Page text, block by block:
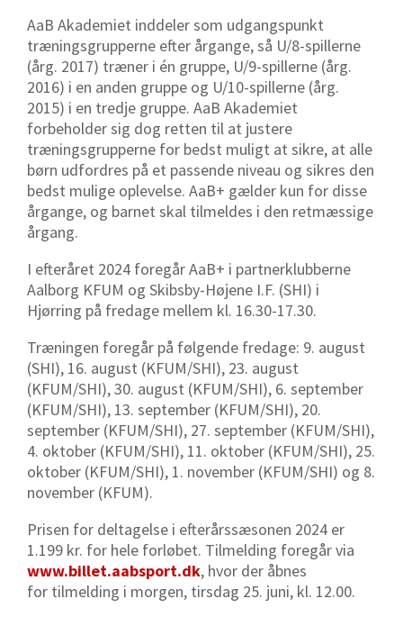
AaB Akademiet inddeler som udgangspunkt
træningsgrupperne efter årgange, så U/8-spillerne
(årg. 2017) træner i én gruppe, U/9-spillerne (årg.
2016) i en anden gruppe og U/10-spillerne (årg.
2015) i en tredje gruppe. AaB Akademiet
forbeholder sig dog retten til at justere
træningsgrupperne for bedst muligt at sikre, at alle
børn udfordres på et passende niveau og sikres den
bedst mulige oplevelse. AaB+ gælder kun for disse
årgange, og barnet skal tilmeldes i den retmæssige
årgang.
I efteråret 2024 foregår AaB+ i partnerklubberne
Aalborg KFUM og Skibsby-Højene I.F. (SHI) i
Hjørring på fredage mellem kl. 16.30-17.30.
Træningen foregår på følgende fredage: 9. august
(SHI), 16. august (KFUM/SHI), 23. august
(KFUM/SHI), 30. august (KFUM/SHI), 6. september
(KFUM/SHI), 13. september (KFUM/SHI), 20.
september (KFUM/SHI), 27. september (KFUM/SHI),
4. oktober (KFUM/SHI), 11. oktober (KFUM/SHI), 25.
oktober (KFUM/SHI), 1. november (KFUM/SHI) og 8.
november (KFUM).
Prisen for deltagelse i efterårssæsonen 2024 er
1.199 kr. for hele forløbet. Tilmelding foregår via
www.billet.aabsport.dk, hvor der åbnes
for tilmelding i morgen, tirsdag 25. juni, kl. 12.00.